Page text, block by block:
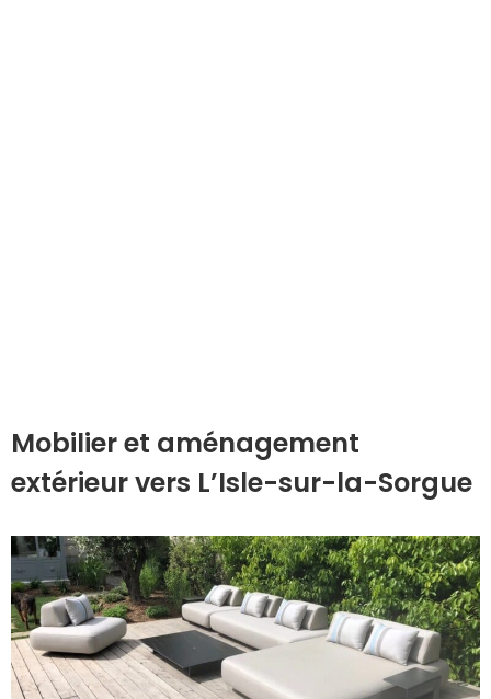
Mobilier et aménagement
extérieur vers L’Isle-sur-la-Sorgue